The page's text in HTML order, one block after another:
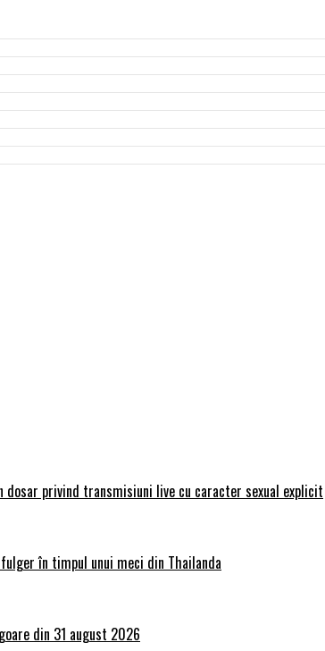
privind transmisiuni live cu caracter sexual explicit
în timpul unui meci din Thailanda
din 31 august 2026